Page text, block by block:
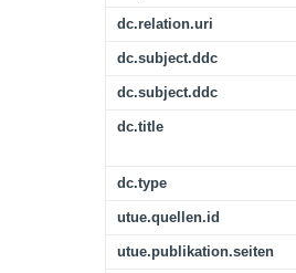
dc.relation.uri
dc.subject.ddc
dc.subject.ddc
dc.title
dc.type
utue.quellen.id
utue.publikation.seiten